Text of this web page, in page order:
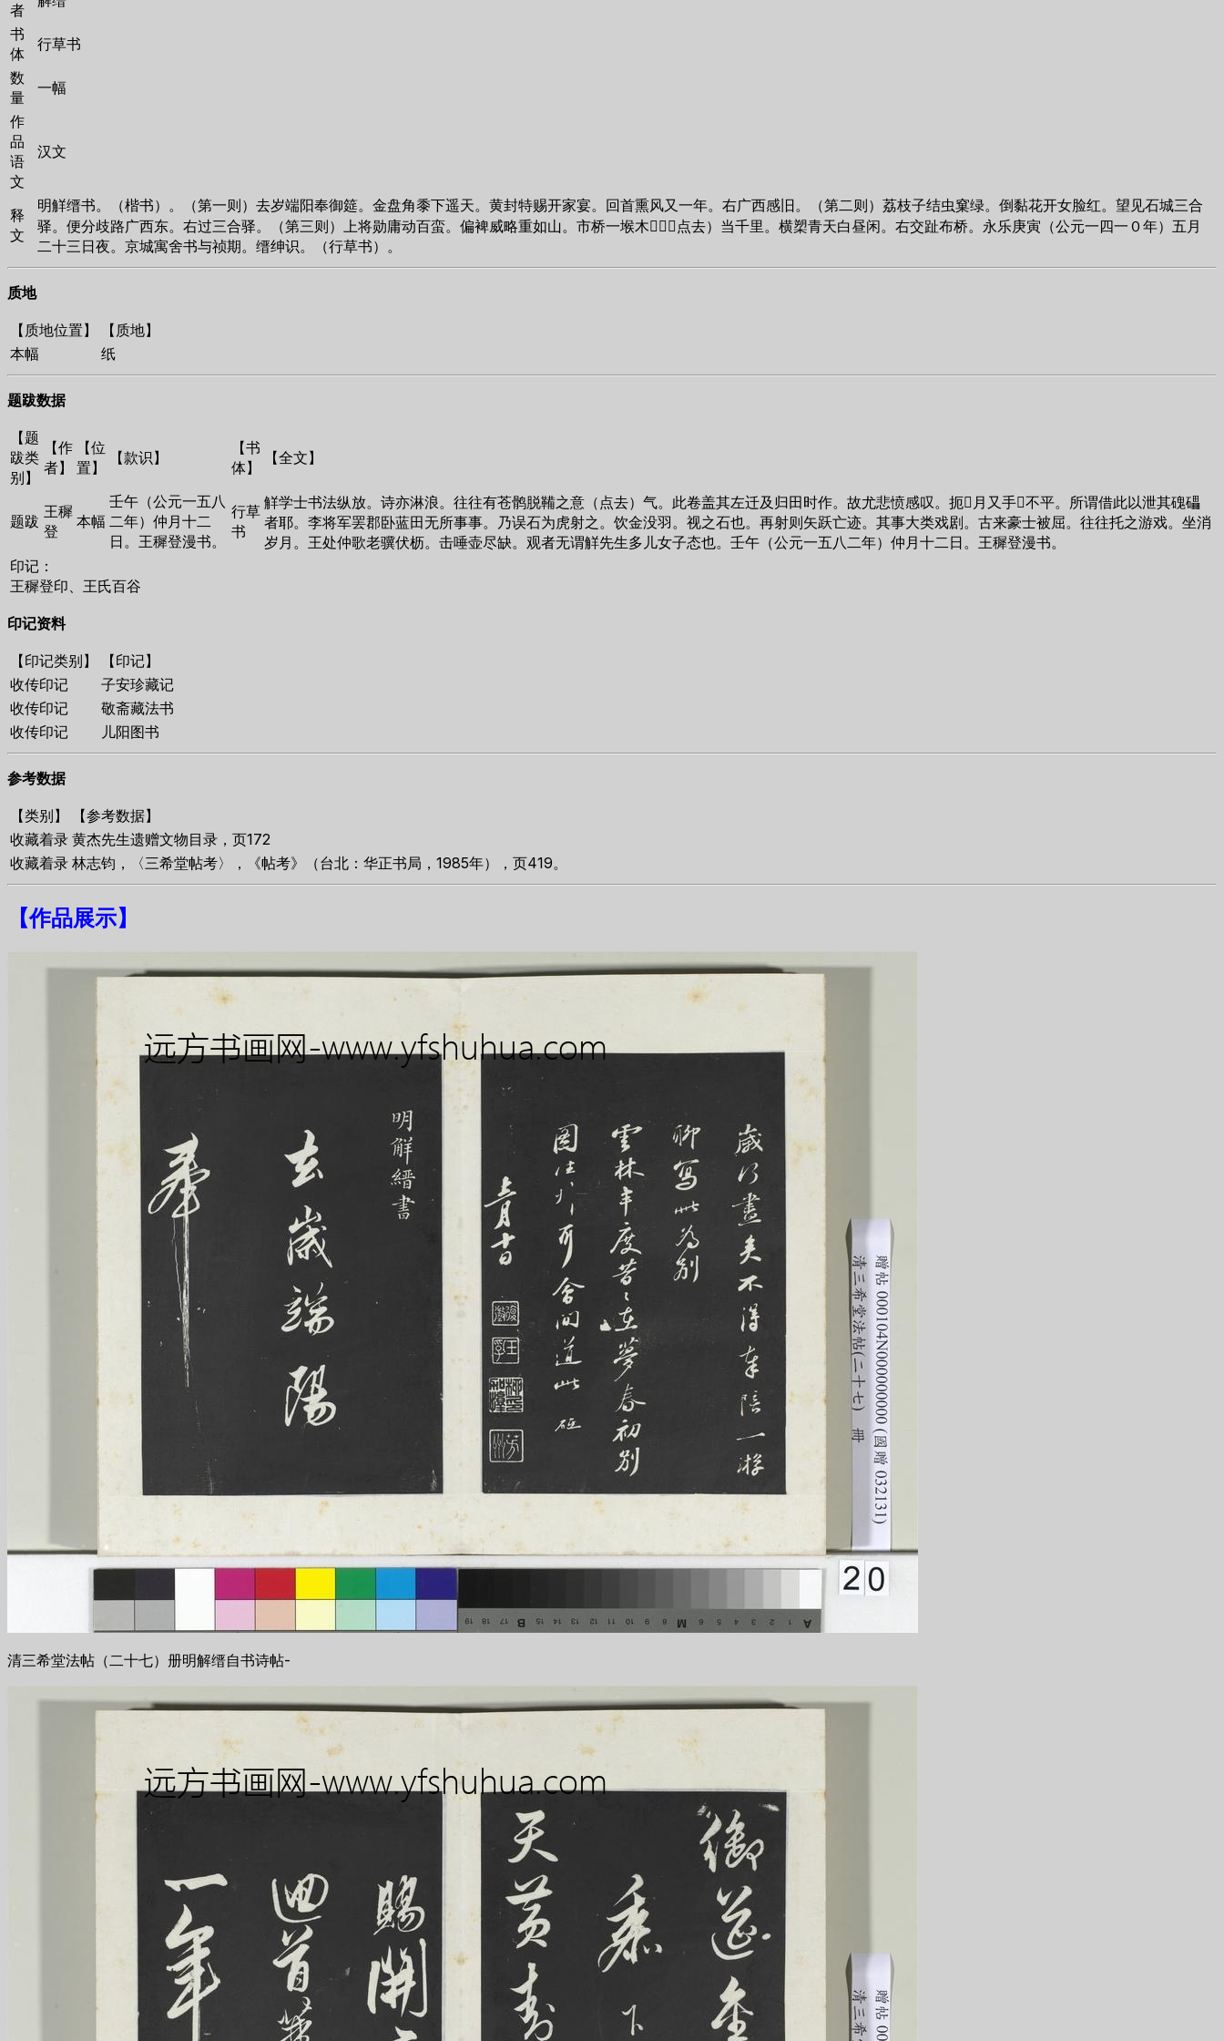
者
书
体
行草书
数
量
一幅
作
品
语
文
汉文
释
文
明觧缙书。（楷书）。（第一则）去岁端阳奉御筵。金盘角黍下遥天。黄封特赐开家宴。回首熏风又一年。右广西感旧。（第二则）荔枝子结虫窠绿。倒黏花开女脸红。望见石城三合
驿。便分歧路广西东。右过三合驿。（第三则）上将勋庸动百蛮。偏裨威略重如山。市桥一堠木（点去）当千里。横槊青天白昼闲。右交趾布桥。永乐庚寅（公元一四一０年）五月
二十三日夜。京城寓舍书与祯期。缙绅识。（行草书）。
质地
【质地位置】
【质地】
本幅
纸
题跋数据
【题
跋类
别】
【作
者】
【位
置】
【款识】
【书
体】
【全文】
题跋
王穉
登
本幅
壬午（公元一五八
二年）仲月十二
日。王穉登漫书。
行草
书
觧学士书法纵放。诗亦淋浪。往往有苍鹘脱鞴之意（点去）气。此卷盖其左迁及归田时作。故尤悲愤感叹。扼月又手不平。所谓借此以泄其磈礧
者耶。李将军罢郡卧蓝田无所事事。乃误石为虎射之。饮金没羽。视之石也。再射则矢跃亡迹。其事大类戏剧。古来豪士被屈。往往托之游戏。坐消
岁月。王处仲歌老骥伏枥。击唾壶尽缺。观者无谓觧先生多儿女子态也。壬午（公元一五八二年）仲月十二日。王穉登漫书。
印记：
王穉登印、王氏百谷
印记资料
【印记类别】
【印记】
收传印记
子安珍藏记
收传印记
敬斋藏法书
收传印记
儿阳图书
参考数据
【类别】
【参考数据】
收藏着录 黄杰先生遗赠文物目录，页172
收藏着录 林志钧，〈三希堂帖考〉，《帖考》（台北：华正书局，1985年），页419。
【作品展示】
清三希堂法帖（二十七）册明解缙自书诗帖-